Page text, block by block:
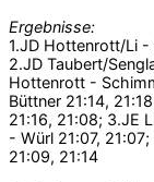
Ergebnisse:
1.JD Hottenrott/Li -
2.JD Taubert/
Hottenrott -
Büttner 21:14,
21:16, 21:08; 3.JE
- Würl 21:07,
21:09, 21:14